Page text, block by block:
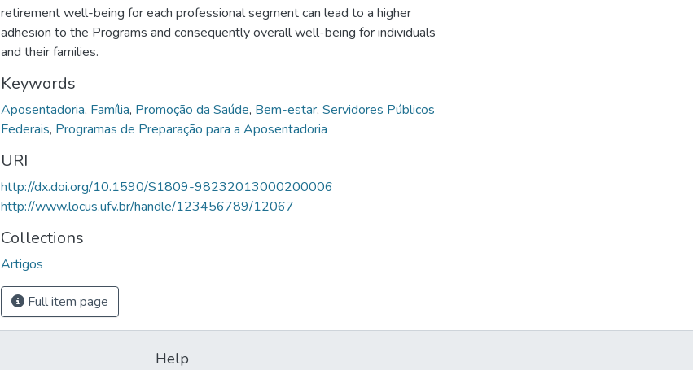
retirement well-being for each professional segment can lead to a higher
adhesion to the Programs and consequently overall well-being for individuals
and their families.
Keywords
Aposentadoria, Família, Promoção da Saúde, Bem-estar, Servidores Públicos
Federais, Programas de Preparação para a Aposentadoria
URI
http://dx.doi.org/10.1590/S1809-98232013000200006
http://www.locus.ufv.br/handle/123456789/12067
Collections
Artigos
Full item page
Help